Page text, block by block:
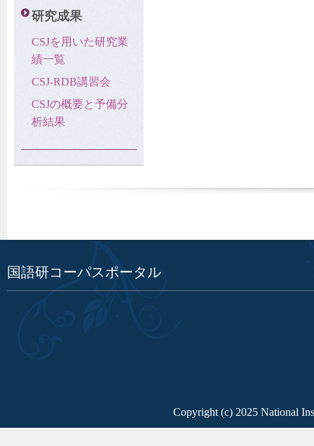
研究成果
CSJを用いた研究業
績一覧
CSJ-RDB講習会
CSJの概要と予備分
析結果
国語研コーパスポータル
Copyright (c) 2025 National